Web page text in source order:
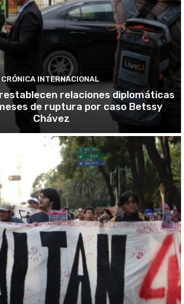
CRÓNICA INTERNACIONAL
relaciones diplomáticas
de ruptura por caso Betssy
Chávez